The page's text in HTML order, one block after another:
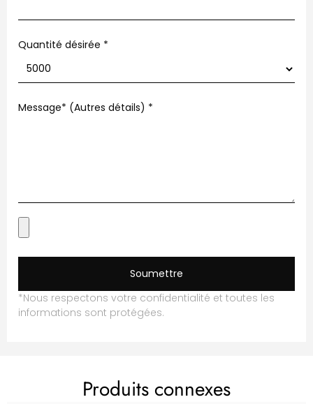
Quantité désirée *
Message* (Autres détails) *
Soumettre
*Nous respectons votre confidentialité et toutes les
informations sont protégées.
Produits connexes